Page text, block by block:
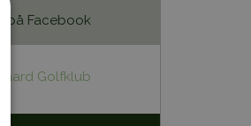
på Facebook
Golfklub